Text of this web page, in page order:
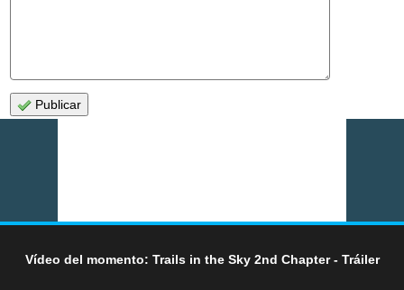
Publicar
Vídeo del momento: Trails in the Sky 2nd Chapter - Tráiler